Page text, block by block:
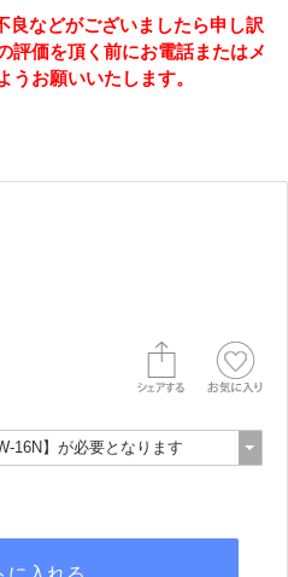
などがございましたら申し訳
評価を頂く前にお電話またはメ
うお願いいたします。